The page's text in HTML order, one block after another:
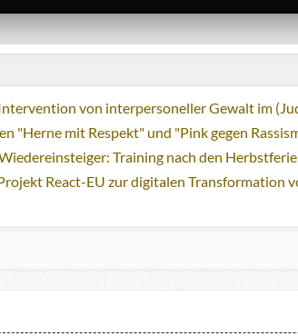
von interpersoneller Gewalt im
"Herne mit Respekt" und "Pink gegen
Training nach den
React-EU zur digitalen Transformation